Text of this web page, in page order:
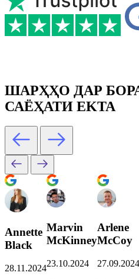
ШАРҲҲО ДАР
САЁҲАТИ EKTA
Annette
Black
28.11.2024
Marvin
McKinney
23.10.2024
Arlene
McCoy
27.09.2024